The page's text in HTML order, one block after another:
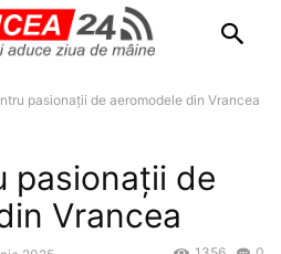
pasionații de aeromodele din Vrancea
pasionații de
Vrancea